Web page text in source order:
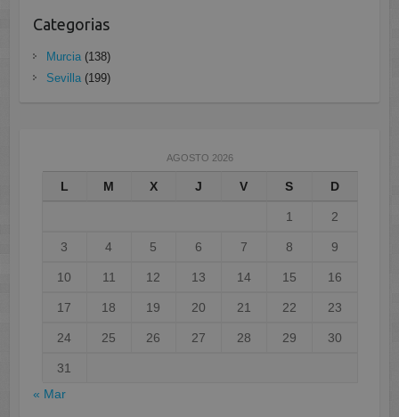
Categorias
Murcia(138)
Sevilla(199)
AGOSTO 2026
L M X J V S D
1 2
3 4 5 6 7 8 9
10 11 12 13 14 15 16
17 18 19 20 21 22 23
24 25 26 27 28 29 30
31
« Mar